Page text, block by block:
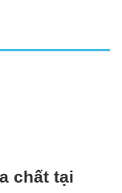
chất tại